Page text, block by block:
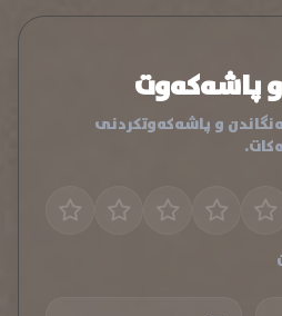
پاشەکەوت
و پاشەکەوتکردنی